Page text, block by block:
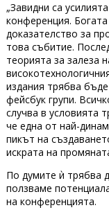
„Завидни са
конференция.
доказателство за
това събитие.
теорията за залеза
издания трябва
фейсбук групи.
случва в условията
че една от най-
пикът на
искрата на
По думите ѝ трябва
ползваме
на конференцията.